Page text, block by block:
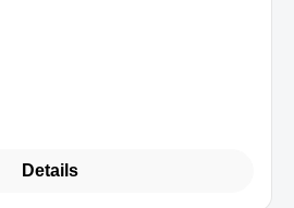
Details